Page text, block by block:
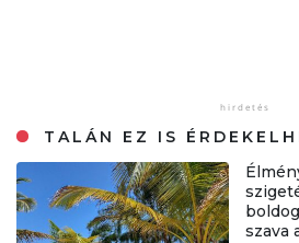
TALÁN EZ IS
szava